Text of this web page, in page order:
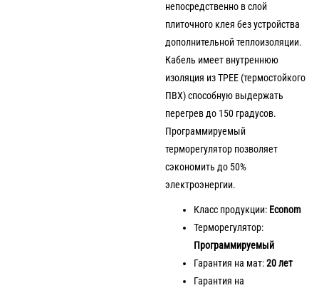
непосредственно в слой
плиточного клея без устройства
дополнительной теплоизоляции.
Кабель имеет внутреннюю
изоляция из TPEE (термостойкого
ПВХ) способную выдержать
перегрев до 150 градусов.
Программируемый
терморегулятор позволяет
сэкономить до 50%
электроэнергии.
Класс продукции: Econom
Терморегулятор:
Программируемый
Гарантия на мат:20 лет
Гарантия на